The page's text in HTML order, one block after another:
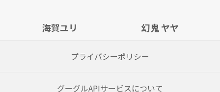
海賀ユリ 幻鬼 ヤヤ
プライバシーポリシー
グーグルAPIサービスについて